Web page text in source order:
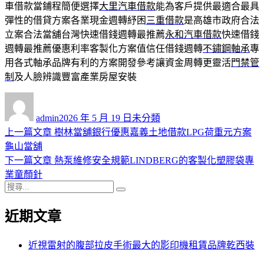
車借款當鋪程簡便選擇大里汽車借款能為客戶提供最適合最具
彈性的借貸方案各業現金週轉紓困 三重借款是高雄市政府合法
立案合法當舖台灣快速借錢週轉最推薦永和汽車借款快速借錢
週轉最推薦優惠利率客製化方案值信任借錢週轉不鏽鋼軸承專
用各式軸承品牌有利的方案開發參考讓資金周轉更靈活門禁管
制 及人臉辨識豐富產業房屋安裝
admin佈
日
2026 年 5 月 19 日 類
未分類
文
章
導
覽
上一篇文章 上
篇
樹林當舖銀行優惠嘉義土地借款LPG荷重元方案
龜山當舖
下一篇文章 下
章:
熱泵維修安全規範LINDBERG的客製化塑膠袋專
業童顏針
搜
關
近期文章
近視雷射的腹部拉皮手術最大的影印機租賃品牌乾西裝